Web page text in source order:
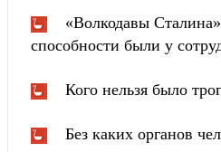
«Волкодавы
способности были у
Кого нельзя было
Без каких органов